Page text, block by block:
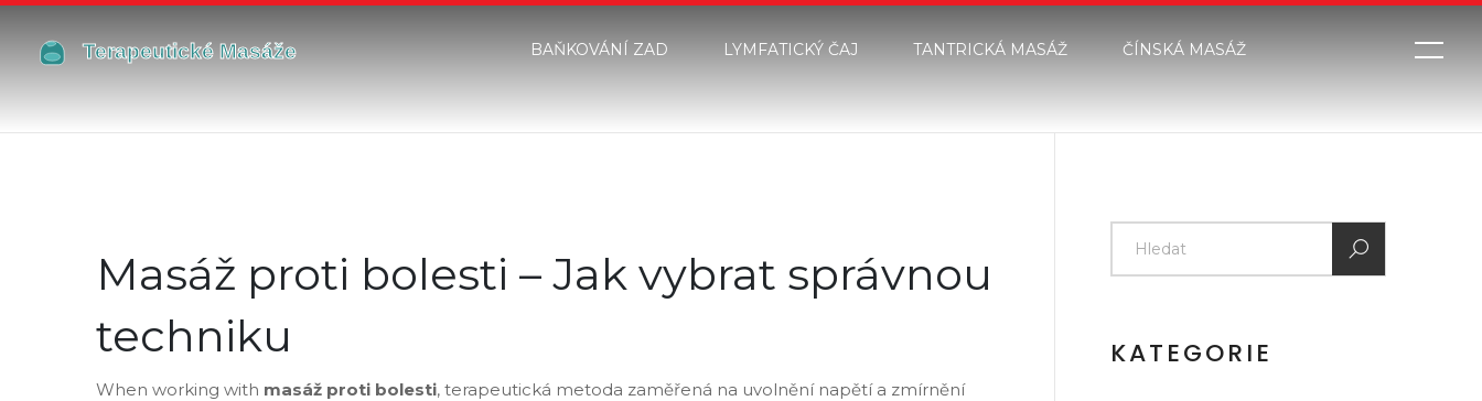
BAŇKOVÁNÍ ZAD LYMFATICKÝ ČAJ TANTRICKÁ MASÁŽ ČÍNSKÁ MASÁŽ
Masáž proti bolesti – Jak vybrat správnou
techniku
When working with masáž proti bolesti, terapeutická metoda zaměřená na uvolnění napětí a zmírnění
KATEGORIE